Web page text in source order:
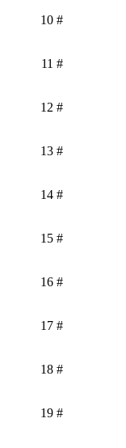
10 #
11 #
12 #
13 #
14 #
15 #
16 #
17 #
18 #
19 #